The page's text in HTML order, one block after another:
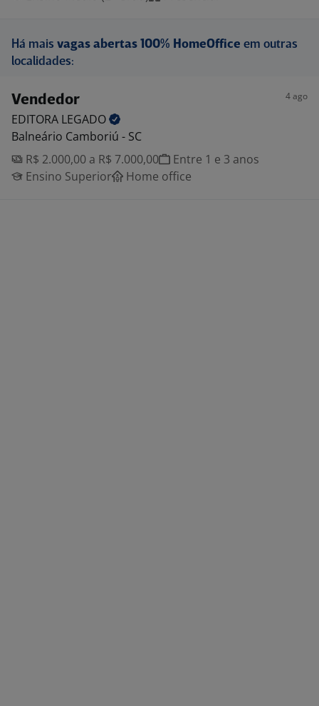
Há mais vagas abertas 100% HomeOffice em outras
localidades:
Vendedor 4 ago
EDITORA LEGADO
Balneário Camboriú - SC
R$ 2.000,00 a R$ 7.000,00
Entre 1 e 3 anos
Ensino Superior
Home office